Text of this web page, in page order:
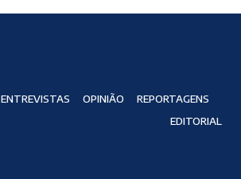
ENTREVISTAS OPINIÃO
REPORTAGENS
EDITORIAL